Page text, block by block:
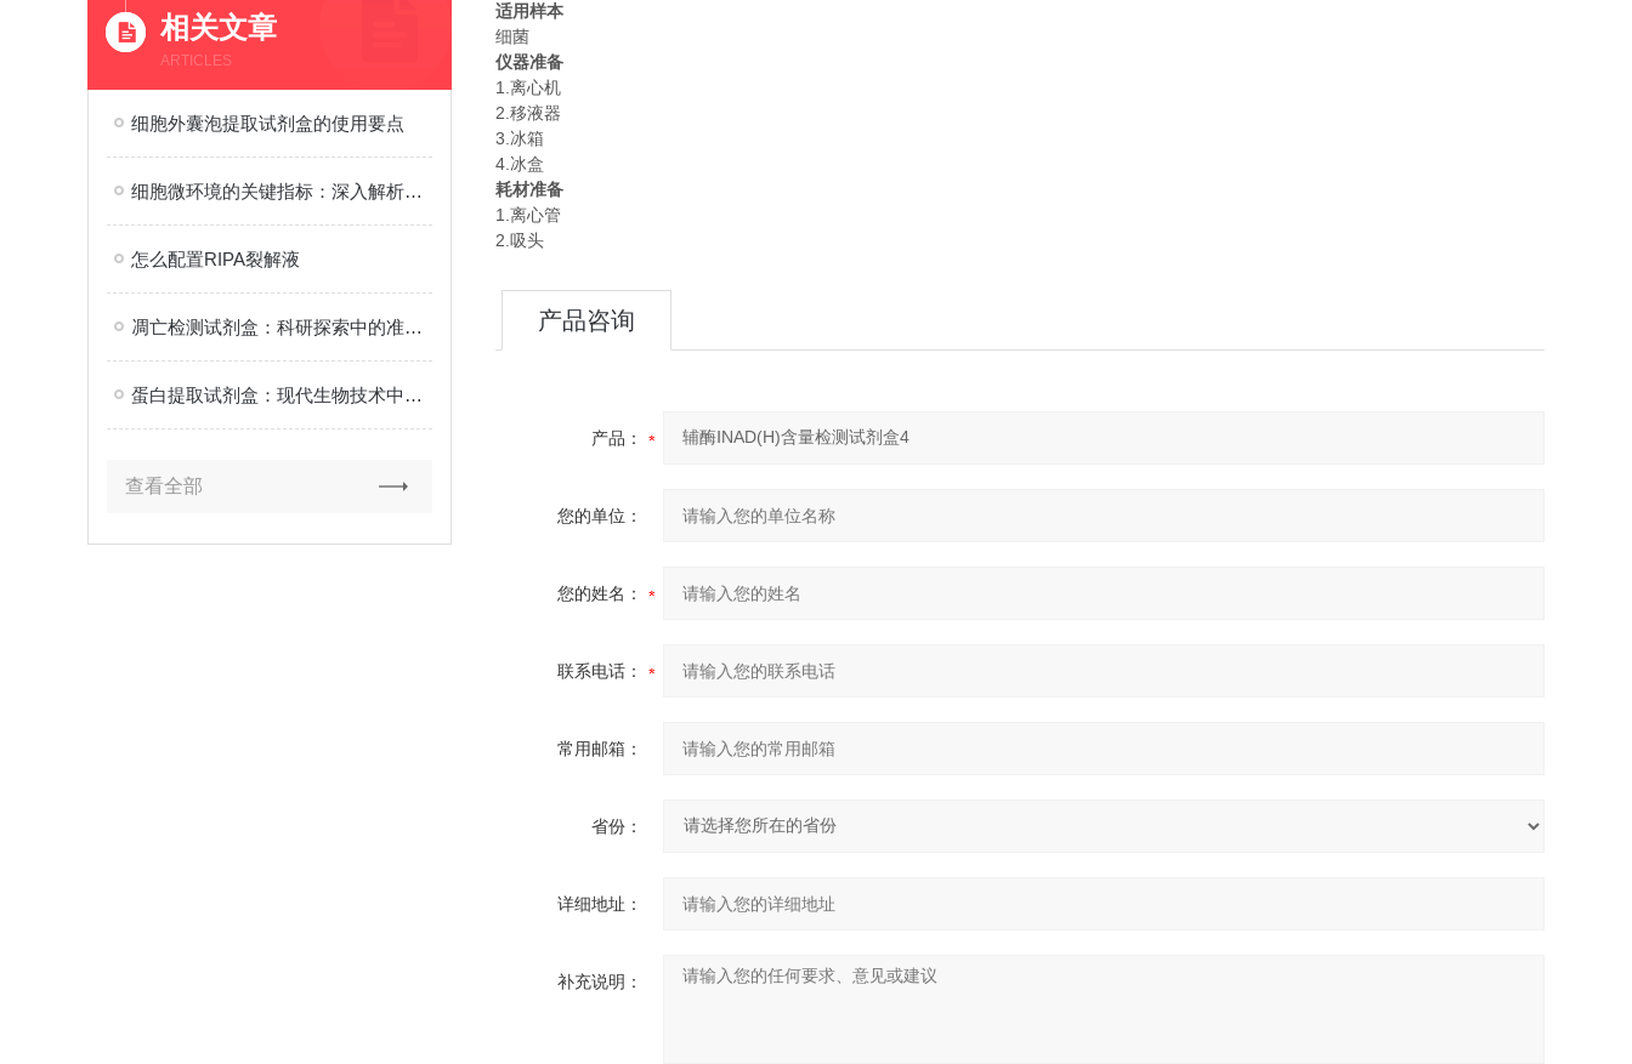
相关文章
ARTICLES
细胞外囊泡提取试剂盒的使用要点
细胞微环境的关键指标：深入解析细胞pH检测的重要性与应用
怎么配置RIPA裂解液
凋亡检测试剂盒：科研探索中的准确仪器
蛋白提取试剂盒：现代生物技术中的科研工具
查看全部
适用样本
细菌
仪器准备
1.离心机
2.移液器
3.冰箱
4.冰盒
耗材准备
1.离心管
2.吸头
产品咨询
产品：
您的单位：
您的姓名：
联系电话：
常用邮箱：
省份：
详细地址：
补充说明：